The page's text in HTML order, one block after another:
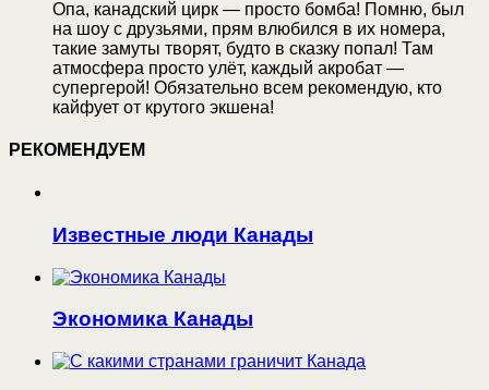
Опа, канадский цирк — просто бомба! Помню, был
на шоу с друзьями, прям влюбился в их номера,
такие замуты творят, будто в сказку попал! Там
атмосфера просто улёт, каждый акробат —
супергерой! Обязательно всем рекомендую, кто
кайфует от крутого экшена!
РЕКОМЕНДУЕМ
Известные люди Канады
Экономика Канады